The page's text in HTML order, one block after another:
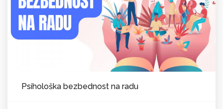
Psihološka bezbednost na radu